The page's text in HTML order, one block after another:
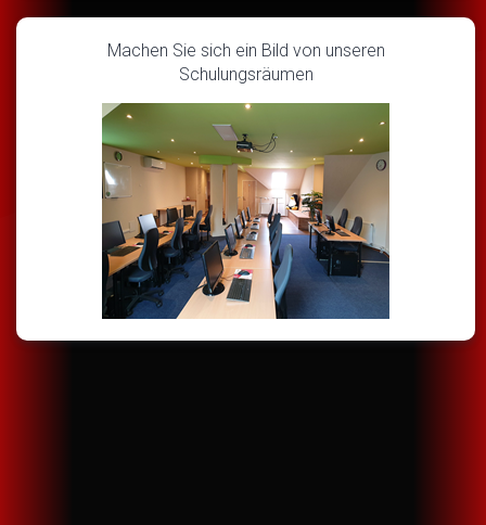
Machen Sie sich ein Bild von unseren
Schulungsräumen